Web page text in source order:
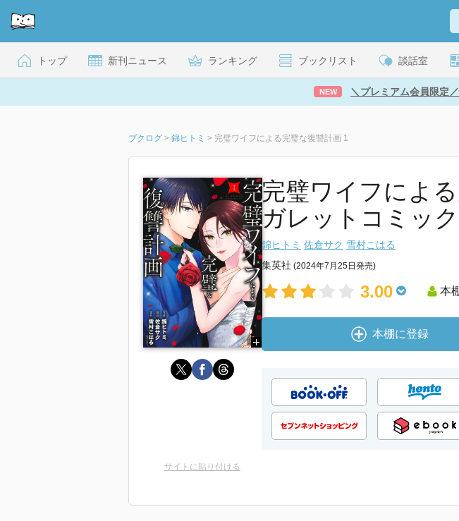
トップ 新刊ニュース ランキング ブックリスト 談話室
NEW ＼プレミアム会員限定
ブクログ > 錦ヒトミ > 完璧ワイフによる完璧な復讐計画 1
完璧ワイフによ
ガレットコミッ
錦ヒトミ 佐倉サク 雪村こはる
集英社 (2024年7月25日発売)
3.00 本
本棚に登録
サイトに貼り付ける